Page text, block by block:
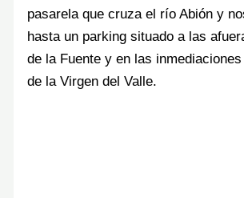
pasarela que cruza el río Abión y
hasta un parking situado a las
de la Fuente y en las
de la Virgen del Valle.